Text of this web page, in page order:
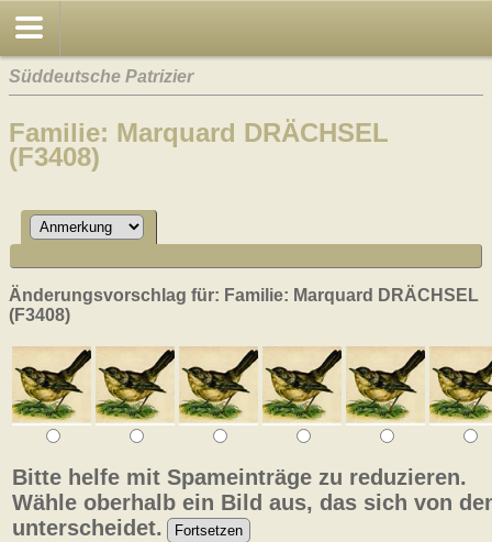
Süddeutsche Patrizier
Familie: Marquard DRÄCHSEL
(F3408)
Änderungsvorschlag für: Familie: Marquard DRÄCHSEL
(F3408)
Bitte helfe mit Spameinträge zu reduzieren.
Wähle oberhalb ein Bild aus, das sich von
unterscheidet.